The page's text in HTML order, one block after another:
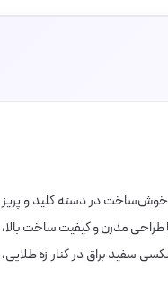
خوش‌ساخت در دسته کلید و پریز
طراحی مدرن و کیفیت ساخت بالا،
سفید براق در کنار زه طلایی،